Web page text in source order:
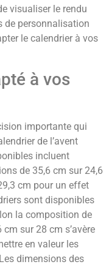
visualiser le rendu
personnalisation
le calendrier à vos
à vos
importante qui
de l’avent
incluent
de 35,6 cm sur 24,6
cm pour un effet
sont disponibles
la composition de
sur 28 cm s’avère
en valeur les
dimensions des